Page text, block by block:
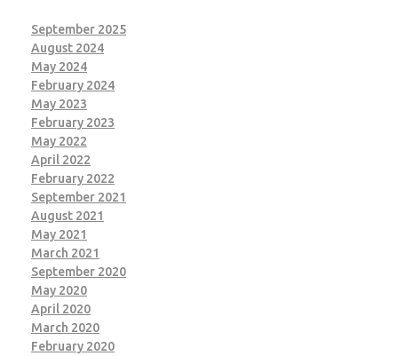
September 2025
August 2024
May 2024
February 2024
May 2023
February 2023
May 2022
April 2022
February 2022
September 2021
August 2021
May 2021
March 2021
September 2020
May 2020
April 2020
March 2020
February 2020